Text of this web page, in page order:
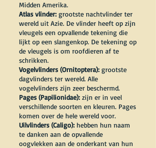
Midden Amerika.
Atlas vlinder: grootste nachtvlinder ter
wereld uit Azie. De vlinder heeft op zijn
vleugels een opvallende tekening die
lijkt op een slangenkop. De tekening op
de vleugels is om roofdieren af te
schrikken.
Vogelvlinders (Ornitoptera): grootste
dagvlinders ter wereld. Alle
vogelvlinders zijn zeer beschermd.
Pages (Papilionidae): zijn er in veel
verschillende soorten en kleuren. Pages
komen over de hele wereld voor.
Uilvlinders (Caligo): hebben hun naam
te danken aan de opvallende
oogvlekken aan de onderkant van hun